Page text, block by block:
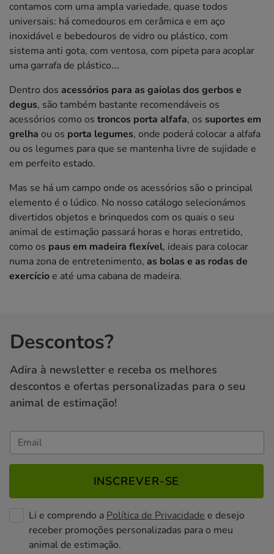
contamos com uma ampla variedade, quase todos
universais: há comedouros em cerâmica e em aço
inoxidável e bebedouros de vidro ou plástico, com
sistema anti gota, com ventosa, com pipeta para acoplar
uma garrafa de plástico…
Dentro dos acessórios para as gaiolas dos gerbos e
degus, são também bastante recomendáveis os
acessórios como os troncos porta alfafa, os suportes em
grelha ou os porta legumes, onde poderá colocar a alfafa
ou os legumes para que se mantenha livre de sujidade e
em perfeito estado.
Mas se há um campo onde os acessórios são o principal
elemento é o lúdico. No nosso catálogo selecionámos
divertidos objetos e brinquedos com os quais o seu
animal de estimação passará horas e horas entretido,
como os paus em madeira flexível, ideais para colocar
numa zona de entretenimento, as bolas e as rodas de
exercícioe até uma cabana de madeira.
Descontos?
Adira à newsletter e receba os melhores
descontos e ofertas personalizadas para o seu
animal de estimação!
INSCREVER-SE
Li e comprendo a Política de Privacidade e desejo
receber promoções personalizadas para o meu
animal de estimação.